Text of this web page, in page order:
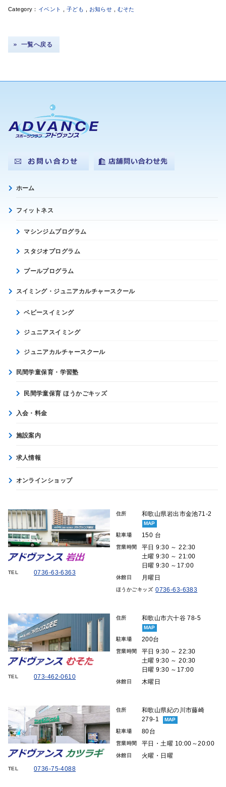
イベント 子ども お知らせ むそた
一覧へ戻る
ホーム
フィットネス
マシンジムプログラム
スタジオプログラム
プールプログラム
スイミング・ジュニアカルチャースクール
ベビースイミング
ジュニアスイミング
ジュニアカルチャースクール
民間学童保育・学習塾
民間学童保育 ほうかごキッズ
入会・料金
施設案内
求人情報
オンラインショップ
TEL 0736-63-6363
住所 和歌山県岩出市金池71-2
MAP
駐車場 150 台
営業時間
平日 9:30 ～ 22:30
土曜 9:30 ～ 21:00
日曜 9:30 ～17:00
休館日 月曜日
ほうかごキッズ 0736-63-6383
TEL 073-462-0610
住所 和歌山市六十谷 78-5
MAP
駐車場 200台
営業時間
平日 9:30 ～ 22:30
土曜 9:30 ～ 20:30
日曜 9:30 ～17:00
休館日 木曜日
TEL 0736-75-4088
住所
和歌山県紀の川市藤崎
279-1
MAP
駐車場 80台
営業時間 平日・土曜 10:00～20:00
休館日 火曜・日曜